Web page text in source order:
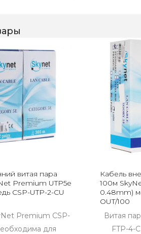
витая пара
Premium UTP5e
CSP-UTP-2-CU
Premium CSP-
для
Кабель
100м
0.48mm)
OUT/100
Витая
FTP-4-